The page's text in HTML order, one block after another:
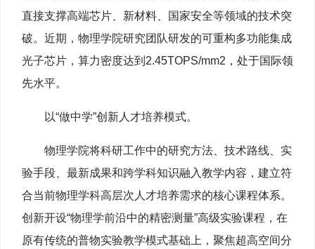
直接支撑高端芯片、新材料、国家安全等领域的技术突
破。近期，物理学院研究团队研发的可重构多功能集成
光子芯片，算力密度达到2.45TOPS/mm2，处于国际领
先水平。
以“做中学”创新人才培养模式。
物理学院将科研工作中的研究方法、技术路线、实
验手段、最新成果和跨学科知识融入教学内容，建立符
合当前物理学科高层次人才培养需求的核心课程体系。
创新开设“物理学前沿中的精密测量”高级实验课程，在
原有传统的普物实验教学模式基础上，聚焦超高空间分